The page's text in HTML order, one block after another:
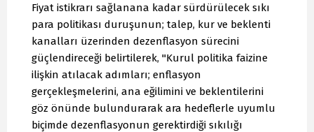
Fiyat istikrarı sağlanana kadar sürdürülecek sıkı
para politikası duruşunun; talep, kur ve beklenti
kanalları üzerinden dezenflasyon sürecini
güçlendireceği belirtilerek, "Kurul politika faizine
ilişkin atılacak adımları; enflasyon
gerçekleşmelerini, ana eğilimini ve beklentilerini
göz önünde bulundurarak ara hedeflerle uyumlu
biçimde dezenflasyonun gerektirdiği sıkılığı